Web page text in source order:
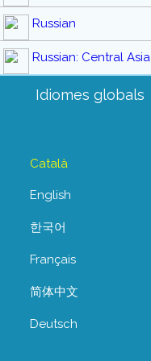
Russian
Russian: Central Asia
Idiomes globals
Català
English
한국어
Français
简体中文
Deutsch